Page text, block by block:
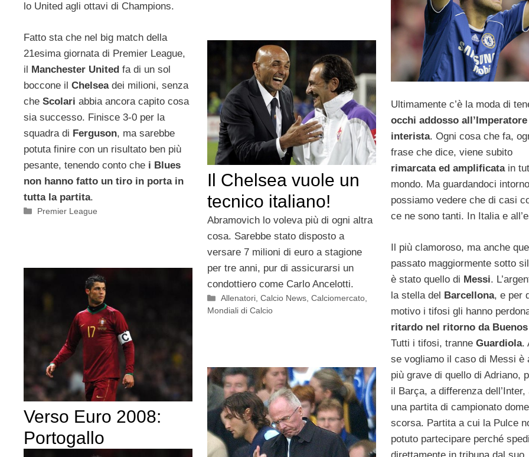
lo United agli ottavi di Champions.
Fatto sta che nel big match della
21esima giornata di Premier League,
il Manchester United fa di un sol
boccone il Chelsea dei milioni, senza
che Scolari abbia ancora capito cosa
sia successo. Finisce 3-0 per la
squadra di Ferguson, ma sarebbe
potuta finire con un risultato ben più
pesante, tenendo conto che i Blues
non hanno fatto un tiro in porta in
tutta la partita.
Categorie
Premier League
Ultimamente c’è la moda di
occhi addosso all’Imperatore
interista. Ogni cosa che fa,
frase che dice, viene subito
rimarcata ed amplificata in
mondo. Ma guardandoci intorno
possiamo vedere che di casi
ce ne sono tanti. In Italia e
Il più clamoroso, ma anche
passato maggiormente sotto
è stato quello di Messi.
la stella del Barcellona, e per
motivo i tifosi gli hanno
ritardo nel ritorno da
Tutti i tifosi, tranne Guardiola.
se vogliamo il caso di Messi è
più grave di quello di Adriano,
il Barça, a differenza dell’Inter,
una partita di campionato
scorsa. Partita a cui la Pulce
potuto partecipare perché
Il Chelsea vuole un
tecnico italiano!
Abramovich lo voleva più di ogni altra
cosa. Sarebbe stato disposto a
versare 7 milioni di euro a stagione
per tre anni, pur di assicurarsi un
condottiero come Carlo Ancelotti.
Categorie
Allenatori,Calcio News,Calciomercato,
Mondiali di Calcio
Verso Euro 2008:
Portogallo